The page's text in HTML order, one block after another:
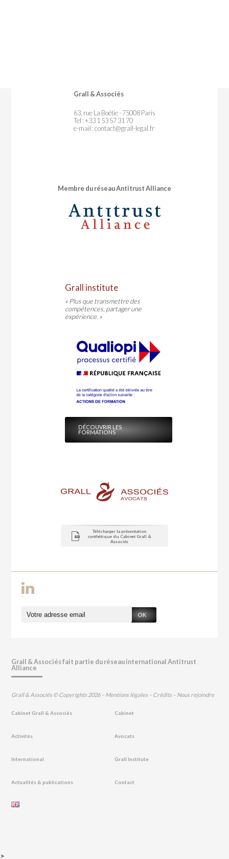
Grall & Associés
63, rue La Boétie - 75008 Paris
Tel : +33 1 53 57 31 70
e-mail :contact@grall-legal.fr
Membre du réseau Antitrust Alliance
Grall institute
« Plus que transmettre des
compétences, partager une
expérience. »
DÉCOUVRIR LES
FORMATIONS
Télécharger la présentation
synthétique du Cabinet Grall &
Associés
OK
Grall & Associés fait partie du réseau international Antitrust
Alliance
Grall & Associés © Copyrights 2026 – Mentions légales – Crédits – Nous rejoindre
Cabinet Grall & Associés Cabinet
Activités Avocats
International Grall Institute
Actualités & publications Contact
>